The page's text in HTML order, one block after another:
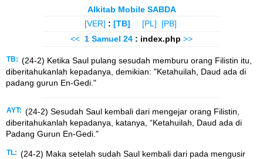
Alkitab Mobile SABDA
[VER] : [TB] [PL]
[PB]
<< 1 Samuel 24 : index.php >>
TB: (24-2) Ketika Saul pulang sesudah memburu orang Filistin itu,
diberitahukanlah kepadanya, demikian: "Ketahuilah, Daud ada di
padang gurun En-Gedi."
AYT: (24-2) Sesudah Saul kembali dari mengejar orang Filistin,
diberitahukanlah kepadanya, katanya, “Ketahuilah, Daud ada di
Padang Gurun En-Gedi.”
TL: (24-2) Maka setelah sudah Saul kembali dari pada mengusir